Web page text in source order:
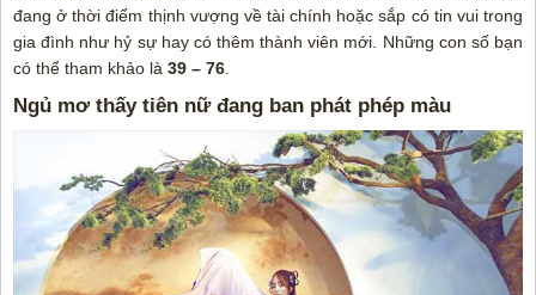
đang ở thời điểm thịnh vượng về tài chính hoặc sắp có tin vui trong
gia đình như hỷ sự hay có thêm thành viên mới. Những con số bạn
có thể tham khảo là 39 – 76
Ngủ mơ thấy tiên nữ đang ban phát phép màu